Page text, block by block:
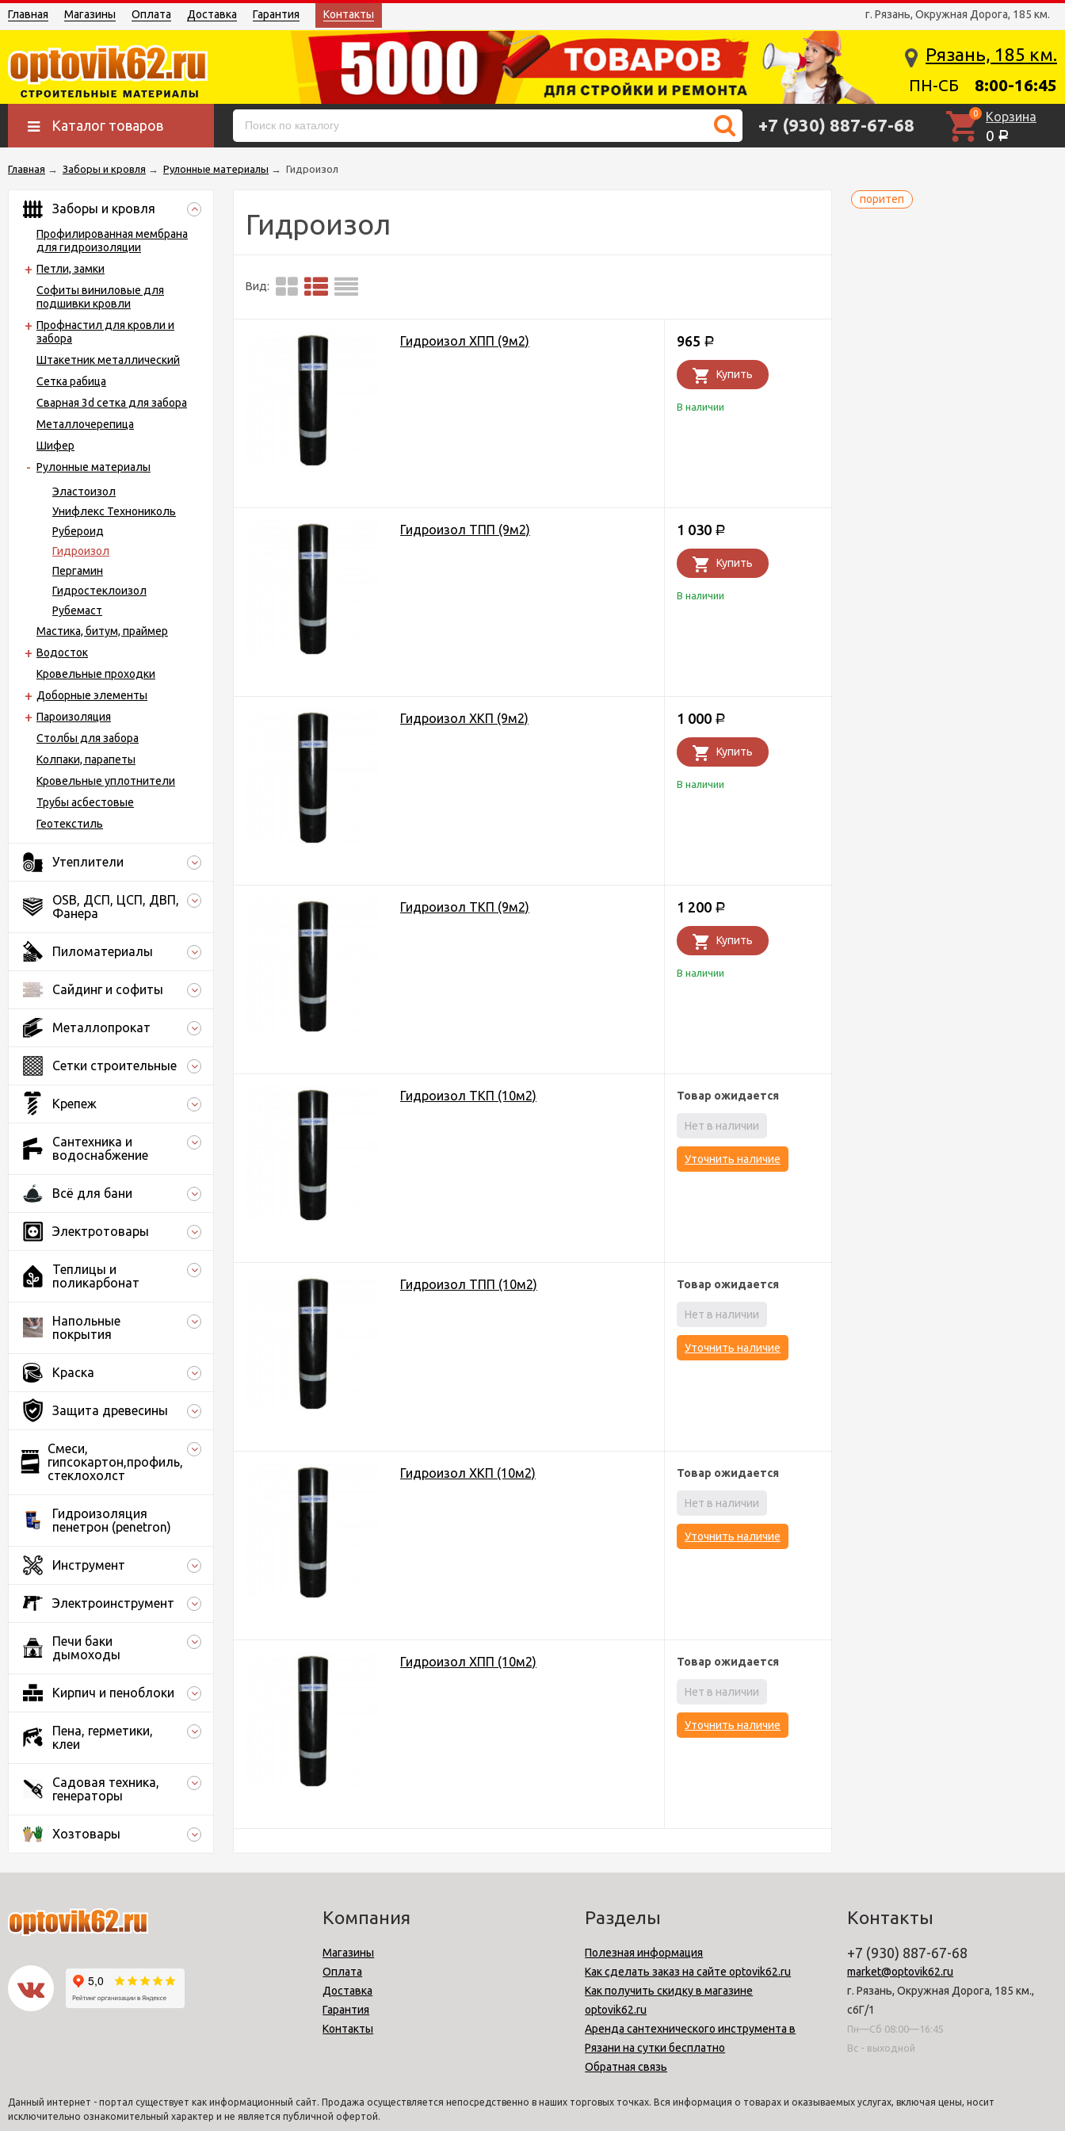
г. Рязань, Окружная Дорога, 185 км.
Главная Магазины Оплата Доставка Гарантия Контакты
Рязань, 185 км.
ПН-СБ 8:00-16:45
Каталог товаров +7 (930) 887-67-68
0 Корзина
0 Р
Главная → Заборы и кровля → Рулонные материалы → Гидроизол
поритеп
Заборы и кровля
Профилированная мембрана
для гидроизоляции
Петли, замки
Софиты виниловые для
подшивки кровли
Профнастил для кровли и
забора
Штакетник металлический
Сетка рабица
Сварная 3d сетка для забора
Металло­черепица
Шифер
Рулонные материалы
Эластоизол
Унифлекс Технониколь
Рубероид
Гидроизол
Пергамин
Гидростеклоизол
Рубемаст
Мастика, битум, праймер
Водосток
Кровельные проходки
Доборные элементы
Пароизоляция
Столбы для забора
Колпаки, парапеты
Кровельные уплотнители
Трубы асбестовые
Геотекстиль
Утеплители
OSB, ДСП, ЦСП, ДВП,
Фанера
Пиломатериалы
Сайдинг и софиты
Металлопрокат
Сетки строительные
Крепеж
Сантехника и
водоснабжение
Всё для бани
Электротовары
Теплицы и
поликарбонат
Напольные
покрытия
Краска
Защита древесины
Смеси,
гипсокартон,профиль,
стеклохолст
Гидроизоляция
пенетрон (penetron)
Инструмент
Электроинструмент
Печи баки
дымоходы
Кирпич и пеноблоки
Пена, герметики,
клеи
Садовая техника,
генераторы
Хозтовары
Гидроизол
Вид:
Гидроизол ХПП (9м2) 965 Р
Купить
В наличии
Гидроизол ТПП (9м2) 1 030 Р
Купить
В наличии
Гидроизол ХКП (9м2) 1 000 Р
Купить
В наличии
Гидроизол ТКП (9м2) 1 200 Р
Купить
В наличии
Гидроизол ТКП (10м2) Товар ожидается
Нет в наличии
Уточнить наличие
Гидроизол ТПП (10м2) Товар ожидается
Нет в наличии
Уточнить наличие
Гидроизол ХКП (10м2) Товар ожидается
Нет в наличии
Уточнить наличие
Гидроизол ХПП (10м2) Товар ожидается
Нет в наличии
Уточнить наличие
Компания
Магазины
Оплата
Доставка
Гарантия
Контакты
Разделы
Полезная информация
Как сделать заказ на сайте optovik62.ru
Как получить скидку в магазине
optovik62.ru
Аренда сантехнического инструмента в
Рязани на сутки бесплатно
Обратная связь
Контакты
+7 (930) 887-67-68
market@optovik62.ru
г. Рязань, Окружная Дорога, 185 км.,
с6Г/1
Пн—Сб 08:00—16:45
Вс - выходной
Данный интернет - портал существует как информационный сайт. Продажа осуществляется непосредственно в наших торговых точках. Вся информация о товарах и оказываемых услугах, включая цены, носит
исключительно ознакомительный характер и не является публичной офертой.